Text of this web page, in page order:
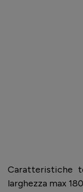
Caratteristiche
larghezza max